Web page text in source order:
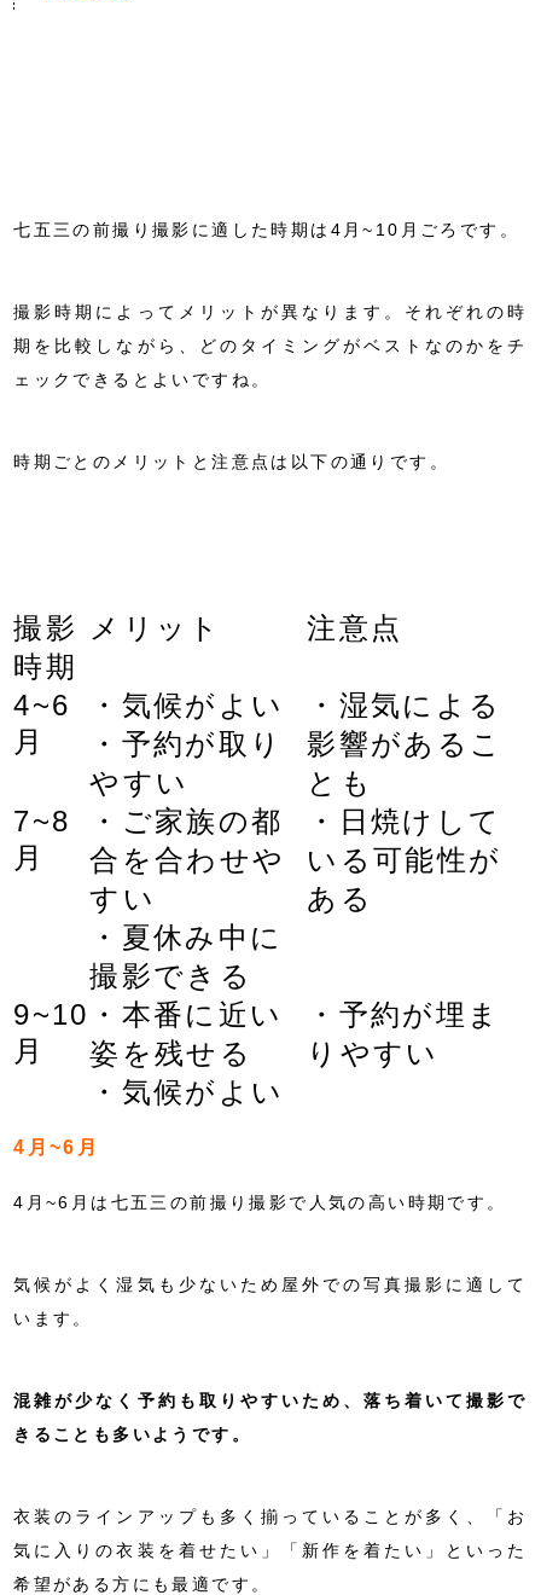
七五三の前撮り撮影に適した時期は4月~10月ごろです。
撮影時期によってメリットが異なります。それぞれの時
期を比較しながら、どのタイミングがベストなのかをチ
ェックできるとよいですね。
時期ごとのメリットと注意点は以下の通りです。
撮影
時期
メリット 注意点
4~6
月
・気候がよい
・予約が取り
やすい
・湿気による
影響があるこ
とも
7~8
月
・ご家族の都
合を合わせや
すい
・夏休み中に
撮影できる
・日焼けして
いる可能性が
ある
9~10
月
・本番に近い
姿を残せる
・気候がよい
・予約が埋ま
りやすい
4月~6月
4月~6月は七五三の前撮り撮影で人気の高い時期です。
気候がよく湿気も少ないため屋外での写真撮影に適して
います。
混雑が少なく予約も取りやすいため、落ち着いて撮影で
きることも多いようです。
衣装のラインアップも多く揃っていることが多く、「お
気に入りの衣装を着せたい」「新作を着たい」といった
希望がある方にも最適です。